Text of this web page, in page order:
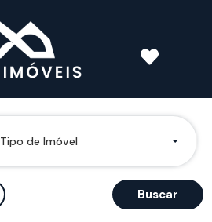
Tipo de Imóvel
Buscar